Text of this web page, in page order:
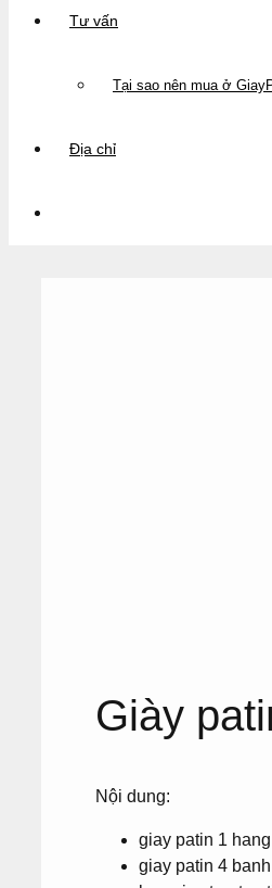
Tư vấn
Tại sao nên mua ở
Địa chỉ
Giày
Nội dung:
giay patin 1
giay patin 4